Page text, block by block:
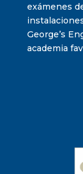
exámenes
George’s
academia